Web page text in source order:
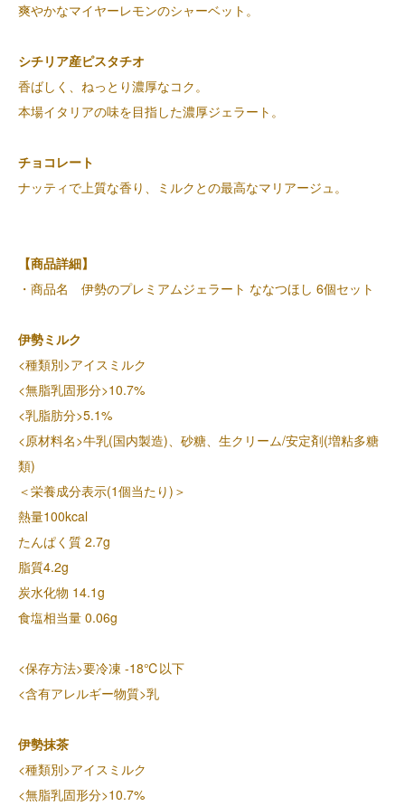
爽やかなマイヤーレモンのシャーベット。
シチリア産ピスタチオ
香ばしく、ねっとり濃厚なコク。
本場イタリアの味を目指した濃厚ジェラート。
チョコレート
ナッティで上質な香り、ミルクとの最高なマリアージュ。
【商品詳細】
・商品名 伊勢のプレミアムジェラート ななつほし 6個セット
伊勢ミルク
<種類別>アイスミルク
<無脂乳固形分>10.7%
<乳脂肪分>5.1%
<原材料名>牛乳(国内製造)、砂糖、生クリーム/安定剤(増粘多糖
類)
＜栄養成分表示(1個当たり)＞
熱量100kcal
たんぱく質 2.7g
脂質4.2g
炭水化物 14.1g
食塩相当量 0.06g
<保存方法>要冷凍 -18℃以下
<含有アレルギー物質>乳
伊勢抹茶
<種類別>アイスミルク
<無脂乳固形分>10.7%